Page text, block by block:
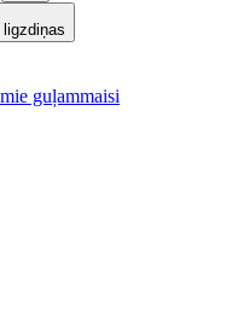
guļammaisi